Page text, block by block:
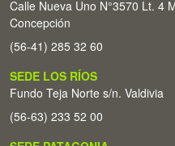
Calle Nueva Uno N°3570 Lt. 4
Concepción
(56-41) 285 32 60
SEDE LOS RÍOS
Fundo Teja Norte s/n. Valdivia
(56-63) 233 52 00